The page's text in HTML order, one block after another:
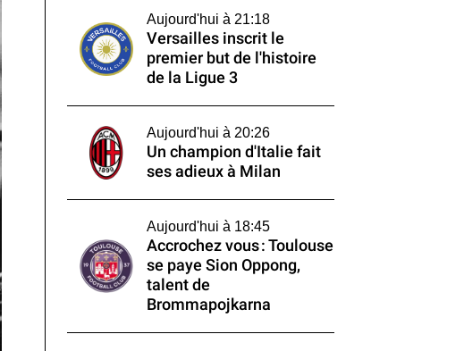
Aujourd'hui à 21:18
Versailles inscrit le
premier but de l'histoire
de la Ligue 3
Aujourd'hui à 20:26
Un champion d'Italie fait
ses adieux à Milan
Aujourd'hui à 18:45
Accrochez vous : Toulouse
se paye Sion Oppong,
talent de
Brommapojkarna